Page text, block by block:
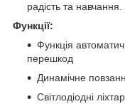
радість та навчання.
Функції:
Функція
перешкод
Динамічне
Світлодіодні